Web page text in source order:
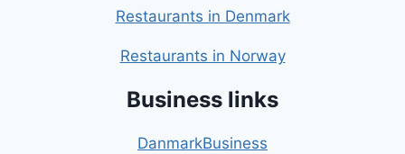
Restaurants in Denmark
Restaurants in Norway
Business links
DanmarkBusiness